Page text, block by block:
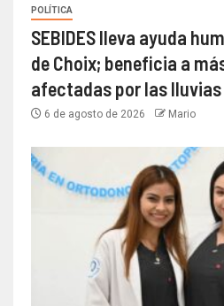
POLÍTICA
SEBIDES lleva ayuda
de Choix; beneficia a
afectadas por las lluvias
6 de agosto de 2026 Mario